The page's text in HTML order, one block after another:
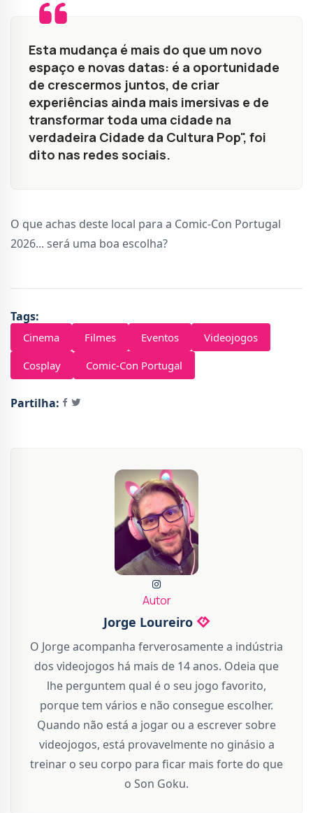
Esta mudança é mais do que um novo
espaço e novas datas: é a oportunidade
de crescermos juntos, de criar
experiências ainda mais imersivas e de
transformar toda uma cidade na
verdadeira Cidade da Cultura Pop", foi
dito nas redes sociais.
O que achas deste local para a Comic-Con Portugal
2026... será uma boa escolha?
Tags:
Cinema Filmes Eventos
Videojogos
Cosplay
Comic-Con Portugal
Partilha:
Autor
Jorge Loureiro
O Jorge acompanha ferverosamente a indústria
dos videojogos há mais de 14 anos. Odeia que
lhe perguntem qual é o seu jogo favorito,
porque tem vários e não consegue escolher.
Quando não está a jogar ou a escrever sobre
videojogos, está provavelmente no ginásio a
treinar o seu corpo para ficar mais forte do que
o Son Goku.